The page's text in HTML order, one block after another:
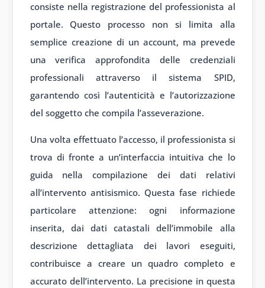
consiste nella registrazione del professionista al
portale. Questo processo non si limita alla
semplice creazione di un account, ma prevede
una verifica approfondita delle credenziali
professionali attraverso il sistema SPID,
garantendo così l’autenticità e l’autorizzazione
del soggetto che compila l’asseverazione.
Una volta effettuato l’accesso, il professionista si
trova di fronte a un’interfaccia intuitiva che lo
guida nella compilazione dei dati relativi
all’intervento antisismico. Questa fase richiede
particolare attenzione: ogni informazione
inserita, dai dati catastali dell’immobile alla
descrizione dettagliata dei lavori eseguiti,
contribuisce a creare un quadro completo e
accurato dell’intervento. La precisione in questa